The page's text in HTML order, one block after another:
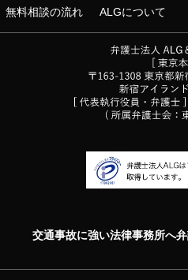
交通事故に強い法律事務所へ
無料相談の流れ ALGについて